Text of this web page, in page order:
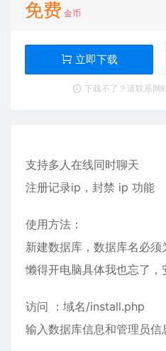
免费 金币
立即下载
下载不了？请联系网
支持多人在线同时聊天
注册记录ip，封禁 ip 功能
使用方法：
新建数据库，数据库名必
懒得开电脑具体我也忘了，
访问 ：域名/install.php
输入数据库信息和管理员信